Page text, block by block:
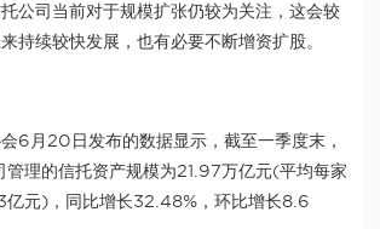
公司当前对于规模扩张仍较为关注，这会较
持续较快发展，也有必要不断增资扩股。
月20日发布的数据显示，截至一季度末，
理的信托资产规模为21.97万亿元(平均每家
元)，同比增长32.48%，环比增长8.6